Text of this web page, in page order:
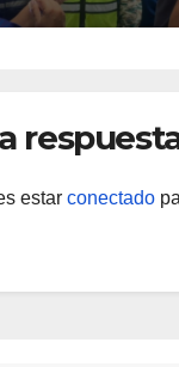
estar conectado